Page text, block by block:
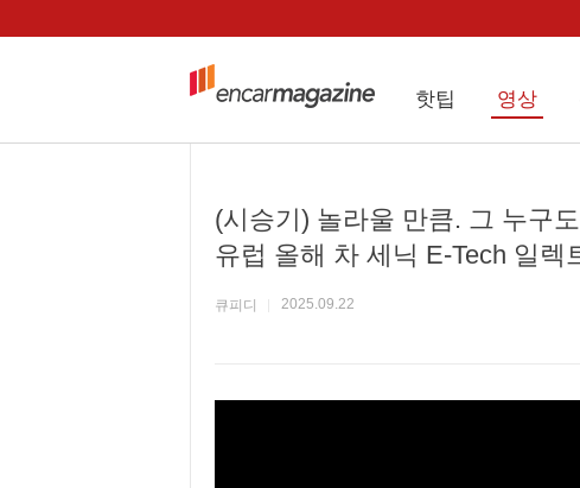
핫팁 영상
(시승기) 놀라울 만큼. 그 누구
유럽 올해 차 세닉 E-Tech 일렉
큐피디 2025.09.22